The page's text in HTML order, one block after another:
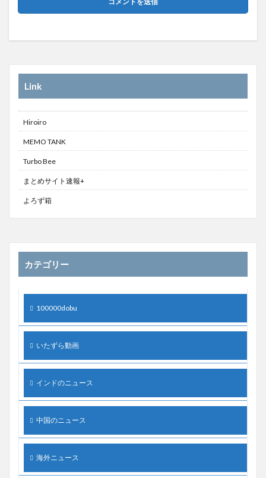
Link
Hiroiro
MEMO TANK
Turbo Bee
まとめサイト速報+
よろず箱
カテゴリー
100000dobu
いたずら動画
インドのニュース
中国のニュース
海外ニュース